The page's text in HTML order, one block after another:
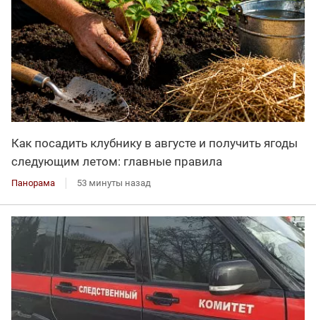
Как посадить клубнику в августе и получить ягоды
следующим летом: главные правила
Панорама 53 минуты назад